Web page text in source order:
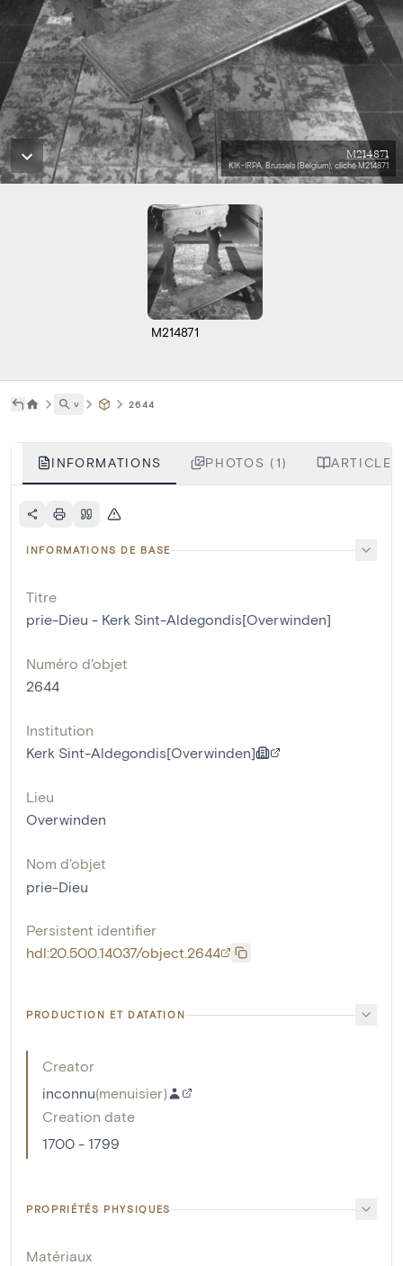
M214871
KIK-IRPA, Brussels (Belgium), cliché M214871
M214871
˅ 2644
INFORMATIONS PHOTOS (1)
INFORMATIONS DE BASE
Titre
prie-Dieu - Kerk Sint-Aldegondis[Overwinden]
Numéro d'objet
2644
Institution
Kerk Sint-Aldegondis[Overwinden]
Lieu
Overwinden
Nom d'objet
prie-Dieu
Persistent identifier
hdl:20.500.14037/object.2644
PRODUCTION ET DATATION
Creator
inconnu(menuisier)
Creation date
1700 - 1799
PROPRIÉTÉS PHYSIQUES
Matériaux